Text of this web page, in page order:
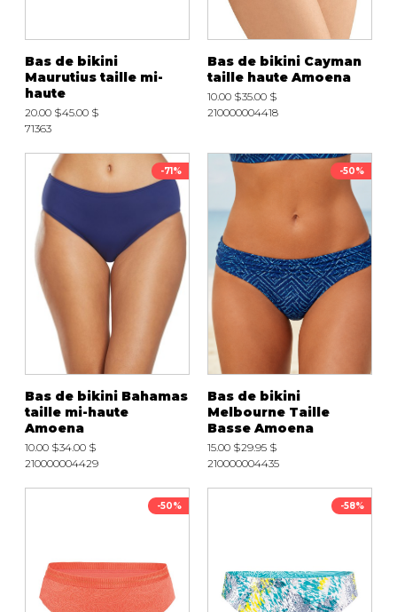
Bas de bikini
Maurutius taille mi-
haute
20.00 $45.00 $
71363
Bas de bikini Cayman
taille haute Amoena
10.00 $35.00 $
210000004418
-71%
Bas de bikini Bahamas
taille mi-haute
Amoena
10.00 $34.00 $
210000004429
-50%
Bas de bikini
Melbourne Taille
Basse Amoena
15.00 $29.95 $
210000004435
-50% -58%